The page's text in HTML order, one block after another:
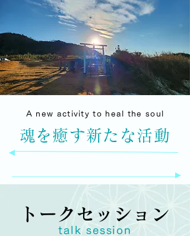
A new activity to heal the soul
​魂を癒す新たな活動
トークセッション
talk session